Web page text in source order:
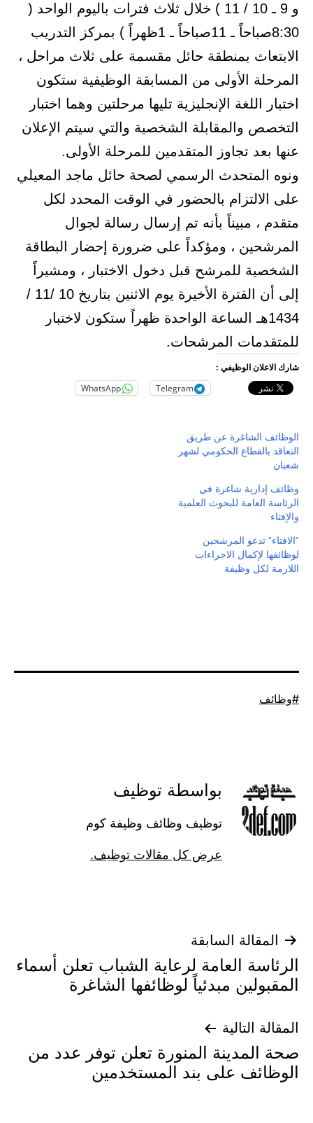
و 9 ـ 10 / 11 ) خلال ثلاث فترات باليوم الواحد (
8:30صباحاً ـ 11صباحاً ـ 1ظهراً ) بمركز التدريب
الابتعاث بمنطقة حائل مقسمة على ثلاث مراحل ،
المرحلة الأولى من المسابقة الوظيفية ستكون
اختبار اللغة الإنجليزية تليها مرحلتين وهما اختبار
التخصص والمقابلة الشخصية والتي سيتم الإعلان
عنها بعد تجاوز المتقدمين للمرحلة الأولى.
ونوه المتحدث الرسمي لصحة حائل ماجد المعيلي
على الالتزام بالحضور في الوقت المحدد لكل
متقدم ، مبيناً بأنه تم إرسال رسالة لجوال
المرشحين ، ومؤكداً على ضرورة إحضار البطاقة
الشخصية للمرشح قبل دخول الاختبار ، ومشيراً
إلى أن الفترة الأخيرة يوم الاثنين بتاريخ 10 /11 /
1434هـ الساعة الواحدة ظهراً ستكون لاختبار
للمتقدمات المرشحات.
شارك الاعلان الوظيفي :
Telegram
WhatsApp
الوظائف الشاغرة عن طريق
التعاقد بالقطاع الحكومي لشهر
شعبان
وظائف إدارية شاغرة في
الرئاسة العامة للبحوث العلمية
والإفتاء
“الافتاء” تدعو المرشحين
لوظائفها لإكمال الاجراءات
اللازمة لكل وظيفة
موسوم
وظائف
بواسطة توظيف
توظيف وظائف وظيفة كوم
عرض كل مقالات توظيف.
تصفّح
المقالات
المقالة السابقة
الرئاسة العامة لرعاية الشباب تعلن أسماء
المقبولين مبدئياً لوظائفها الشاغرة
المقالة التالية
صحة المدينة المنورة تعلن توفر عدد من
الوظائف على بند المستخدمين